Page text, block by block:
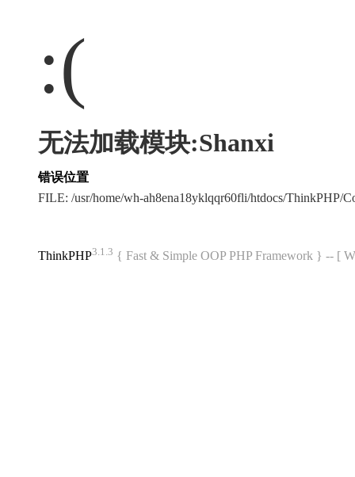
:(
无法加载模块:Shanxi
错误位置
FILE: /usr/home/wh-ah8ena18yklqqr60fli/htdocs/
ThinkPHP3.1.3 { Fast & Simple OOP PHP Framework } -- [